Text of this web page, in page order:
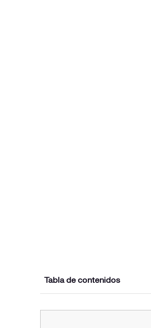
Tabla de contenidos
¿Qué es la electrificación?